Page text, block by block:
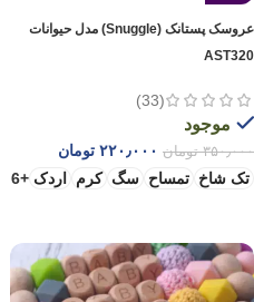
عروسک پستانک (Snuggle) مدل حیوانات
AST320
(33)
موجود
۳۵۰٫۰۰۰ تومان ۲۲۰٫۰۰۰ تومان
تک شاخ تمساح سگ کرم اردک +6